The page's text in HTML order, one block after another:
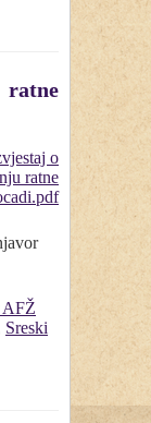
AFŽ
Sreski